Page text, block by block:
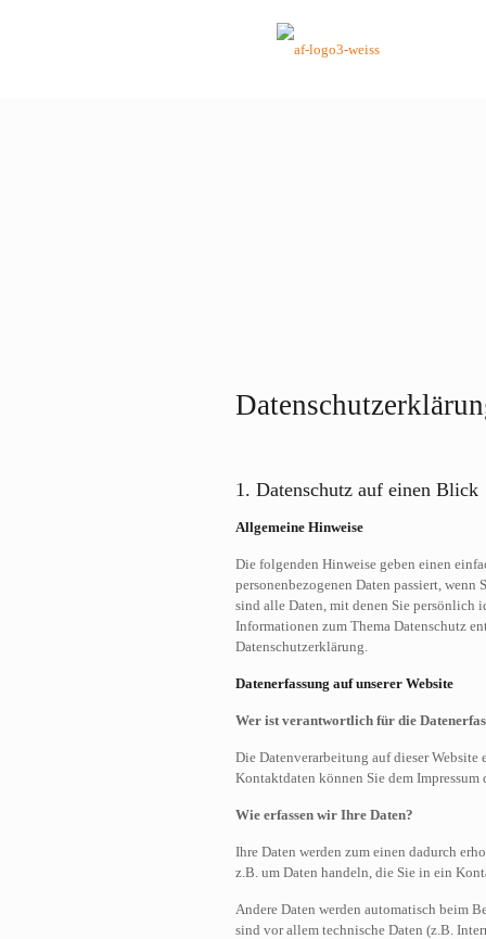
1. Datenschutz auf einen Blick
Allgemeine Hinweise
Die folgenden Hinweise geben einen
personenbezogenen Daten passiert, wenn
sind alle Daten, mit denen Sie
Informationen zum Thema Datenschutz
Datenschutzerklärung.
Datenerfassung auf unserer Website
Wer ist verantwortlich für die
Die Datenverarbeitung auf dieser Website
Kontaktdaten können Sie dem Impressum
Wie erfassen wir Ihre Daten?
Ihre Daten werden zum einen dadurch
z.B. um Daten handeln, die Sie in ein
Andere Daten werden automatisch beim
sind vor allem technische Daten (z.B.